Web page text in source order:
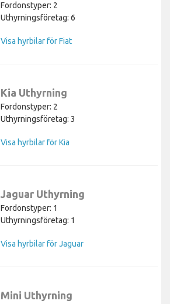
Fordonstyper: 2
Uthyrningsföretag: 6
Visa hyrbilar för Fiat
Kia Uthyrning
Fordonstyper: 2
Uthyrningsföretag: 3
Visa hyrbilar för Kia
Jaguar Uthyrning
Fordonstyper: 1
Uthyrningsföretag: 1
Visa hyrbilar för Jaguar
Mini Uthyrning